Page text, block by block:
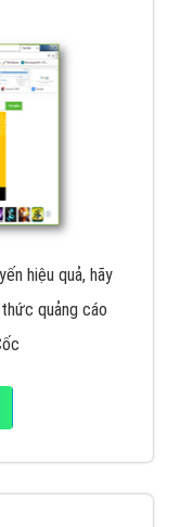
hiệu quả, hãy
quảng cáo